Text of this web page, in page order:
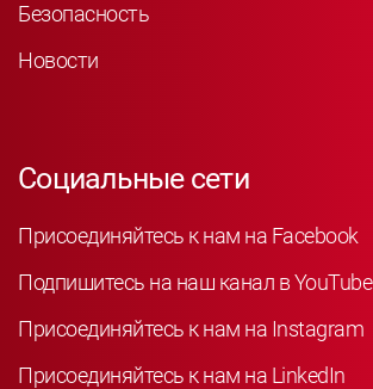
Безопасность
Новости
Социальные сети
Присоединяйтесь к нам на Facebook
Подпишитесь на наш канал в YouTube
Присоединяйтесь к нам на Instagram
Присоединяйтесь к нам на LinkedIn